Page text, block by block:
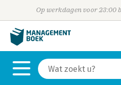
Op werkdagen voor 23:00